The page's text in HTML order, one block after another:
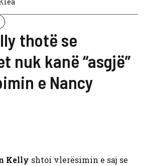
thotë se
nuk kanë “asgjë”
e Nancy
Kelly shtoi vlerësimin e saj se